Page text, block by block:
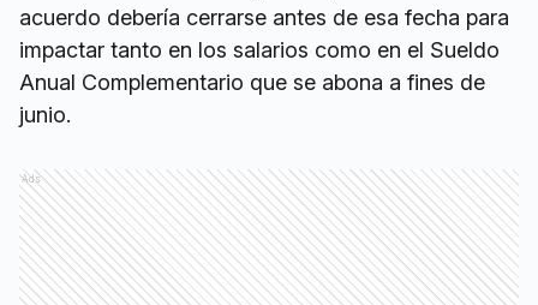
acuerdo debería cerrarse antes de esa fecha para
impactar tanto en los salarios como en el Sueldo
Anual Complementario que se abona a fines de
junio.
Ads